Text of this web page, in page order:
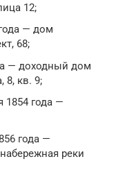
12;
— дом
68;
— доходный дом
8, кв. 9;
1854 года —
года —
реки